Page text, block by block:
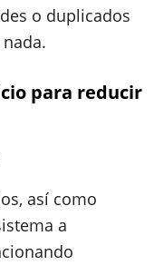
o duplicados
para reducir
así como
a